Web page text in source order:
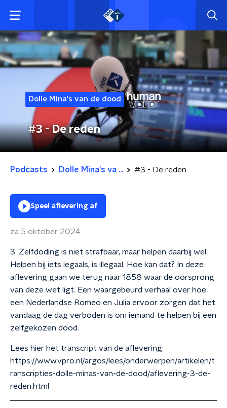
Dolle Mina's van de dood
#3 - De reden
Podcasts Dolle Mina's va ... #3 - De reden
Speel aflevering af
za 5 oktober 2024
3. Zelfdoding is niet strafbaar, maar helpen daarbij wel.
Helpen bij iets legaals, is illegaal. Hoe kan dat? In deze
aflevering gaan we terug naar 1858 waar de oorsprong
van deze wet ligt. Een waargebeurd verhaal over hoe
een Nederlandse Romeo en Julia ervoor zorgen dat het
vandaag de dag verboden is om iemand te helpen bij een
zelfgekozen dood.
Lees hier het transcript van de aflevering:
https://www.vpro.nl/argos/lees/onderwerpen/artikelen/t
ranscripties-dolle-minas-van-de-dood/aflevering-3-de-
reden.html